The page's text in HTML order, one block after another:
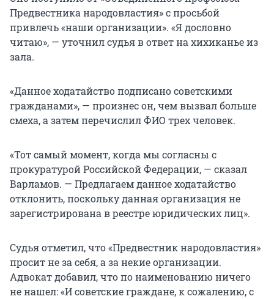
Предвестника народовластия» с просьбой
привлечь «наши организации». «Я дословно
читаю», — уточнил судья в ответ на хихиканье из
зала.
«Данное ходатайство подписано советскими
гражданами», — произнес он, чем вызвал больше
смеха, а затем перечислил ФИО трех человек.
«Тот самый момент, когда мы согласны с
прокуратурой Российской Федерации, — сказал
Варламов. — Предлагаем данное ходатайство
отклонить, поскольку данная организация не
зарегистрирована в реестре юридических лиц».
Судья отметил, что «Предвестник народовластия»
просит не за себя, а за некие организации.
Адвокат добавил, что по наименованию ничего
не нашел: «И советские граждане, к сожалению, с